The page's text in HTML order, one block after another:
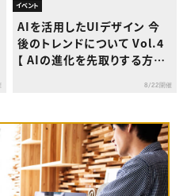
イベント
AIを活用したUIデザイン 今
後のトレンドについて Vol.4
【 AIの進化を先取りする方
8/22開催